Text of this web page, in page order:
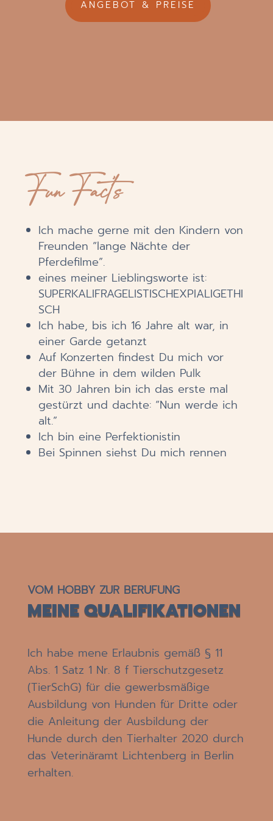
ANGEBOT & PREISE
Fun Fact’s
Ich mache gerne mit den Kindern von
Freunden “lange Nächte der
Pferdefilme”.
eines meiner Lieblingsworte ist:
SUPERKALIFRAGELISTISCHEXPIALIGETHI
SCH
Ich habe, bis ich 16 Jahre alt war, in
einer Garde getanzt
Auf Konzerten findest Du mich vor
der Bühne in dem wilden Pulk
Mit 30 Jahren bin ich das erste mal
gestürzt und dachte: “Nun werde ich
alt.”
Ich bin eine Perfektionistin
Bei Spinnen siehst Du mich rennen
VOM HOBBY ZUR BERUFUNG
MEINE QUALIFIKATIONEN
Ich habe mene Erlaubnis gemäß § 11
Abs. 1 Satz 1 Nr. 8 f Tierschutzgesetz
(TierSchG) für die gewerbsmäßige
Ausbildung von Hunden für Dritte oder
die Anleitung der Ausbildung der
Hunde durch den Tierhalter 2020 durch
das Veterinäramt Lichtenberg in Berlin
erhalten.